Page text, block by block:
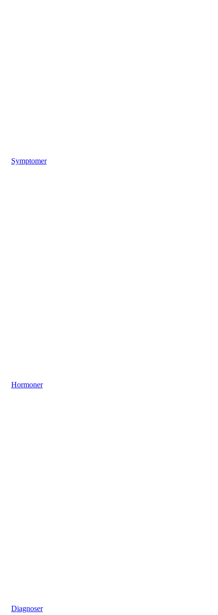
Symptomer
Hormoner
Diagnoser